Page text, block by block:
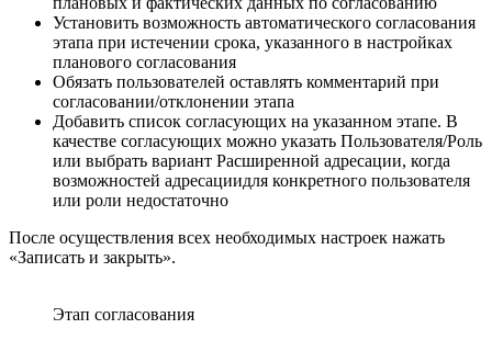
Установить возможность автоматического согласования
этапа при истечении срока, указанного в настройках
планового согласования
Обязать пользователей оставлять комментарий при
согласовании/отклонении этапа
Добавить список согласующих на указанном этапе. В
качестве согласующих можно указать Пользователя/Роль
или выбрать вариант Расширенной адресации, когда
возможностей адресациидля конкретного пользователя
или роли недостаточно
После осуществления всех необходимых настроек нажать
«Записать и закрыть».
Этап согласования